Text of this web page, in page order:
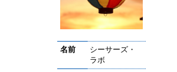
名前
シーサーズ・
ラボ